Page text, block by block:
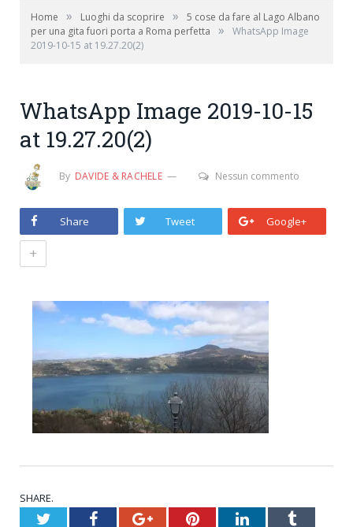
Home » Luoghi da scoprire »
5 cose da fare al Lago Albano
per una gita fuori porta a Roma perfetta
»
WhatsApp Image
2019-10-15 at 19.27.20(2)
WhatsApp Image 2019-10-15
at 19.27.20(2)
By DAVIDE & RACHELE Nessun commento
Share Tweet Google+
+
SHARE.
TwitterFacebookGoogle+PinterestLinkedInTumblr